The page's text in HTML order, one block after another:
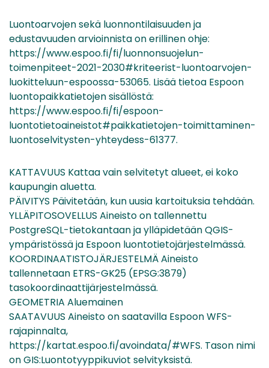
Luontoarvojen sekä luonnontilaisuuden ja
edustavuuden arvioinnista on erillinen ohje:
https://www.espoo.fi/fi/luonnonsuojelun-
toimenpiteet-2021-2030#kriteerist-luontoarvojen-
luokitteluun-espoossa-53065. Lisää tietoa Espoon
luontopaikkatietojen sisällöstä:
https://www.espoo.fi/fi/espoon-
luontotietoaineistot#paikkatietojen-toimittaminen-
luontoselvitysten-yhteydess-61377.
KATTAVUUS Kattaa vain selvitetyt alueet, ei koko
kaupungin aluetta.
PÄIVITYS Päivitetään, kun uusia kartoituksia tehdään.
YLLÄPITOSOVELLUS Aineisto on tallennettu
PostgreSQL-tietokantaan ja ylläpidetään QGIS-
ympäristössä ja Espoon luontotietojärjestelmässä.
KOORDINAATISTOJÄRJESTELMÄ Aineisto
tallennetaan ETRS-GK25 (EPSG:3879)
tasokoordinaattijärjestelmässä.
GEOMETRIA Aluemainen
SAATAVUUS Aineisto on saatavilla Espoon WFS-
rajapinnalta,
https://kartat.espoo.fi/avoindata/#WFS. Tason nimi
on GIS:Luontotyyppikuviot selvityksistä.